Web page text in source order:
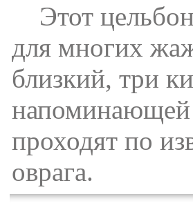
Этот
для многих
близкий, три
напоминающей
проходят по
оврага.